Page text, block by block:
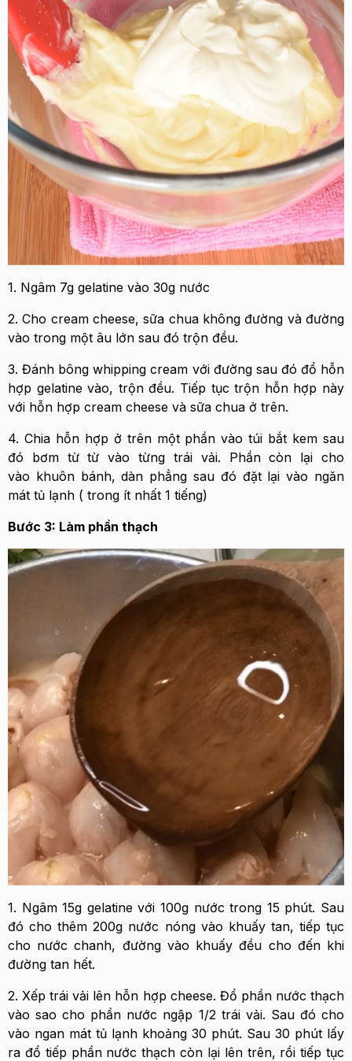
1. Ngâm 7g gelatine vào 30g nước
2. Cho cream cheese, sữa chua không đường và đường
vào trong một âu lớn sau đó trộn đều.
3. Đánh bông whipping cream với đường sau đó đổ hỗn
hợp gelatine vào, trộn đều. Tiếp tục trộn hỗn hợp này
với hỗn hợp cream cheese và sữa chua ở trên.
4. Chia hỗn hợp ở trên một phần vào túi bắt kem sau
đó bơm từ từ vào từng trái vải. Phần còn lại cho
vào khuôn bánh, dàn phẳng sau đó đặt lại vào ngăn
mát tủ lạnh ( trong ít nhất 1 tiếng)
Bước 3: Làm phần thạch
1. Ngâm 15g gelatine với 100g nước trong 15 phút. Sau
đó cho thêm 200g nước nóng vào khuấy tan, tiếp tục
cho nước chanh, đường vào khuấy đều cho đến khi
đường tan hết.
2. Xếp trái vải lên hỗn hợp cheese. Đổ phần nước thạch
vào sao cho phần nước ngập 1/2 trái vải. Sau đó cho
vào ngan mát tủ lạnh khoảng 30 phút. Sau 30 phút lấy
ra đổ tiếp phần nước thạch còn lại lên trên, rồi tiếp tục